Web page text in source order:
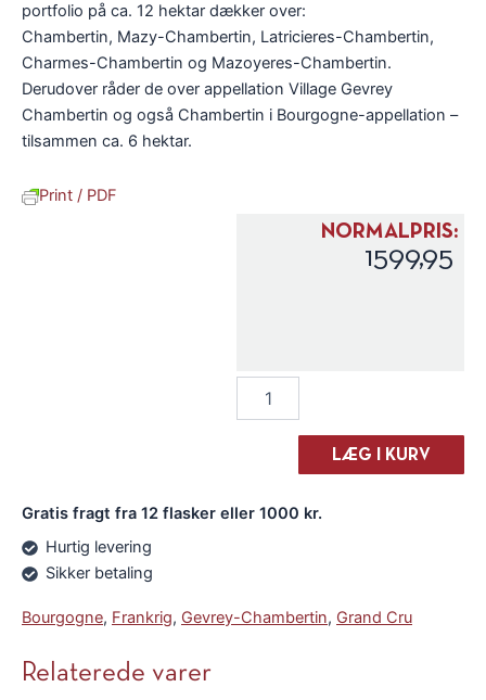
portfolio på ca. 12 hektar dækker over:
Chambertin, Mazy-Chambertin, Latricieres-Chambertin,
Charmes-Chambertin og Mazoyeres-Chambertin.
Derudover råder de over appellation Village Gevrey
Chambertin og også Chambertin i Bourgogne-appellation –
tilsammen ca. 6 hektar.
Print / PDF
NORMALPRIS:
1599,95
Charmes
Grand
LÆG I KURV
Gratis fragt fra 12 flasker eller 1000 kr.
Hurtig levering
Sikker betaling
Bourgogne, Frankrig, Gevrey-Chambertin, Grand Cru
Relaterede varer